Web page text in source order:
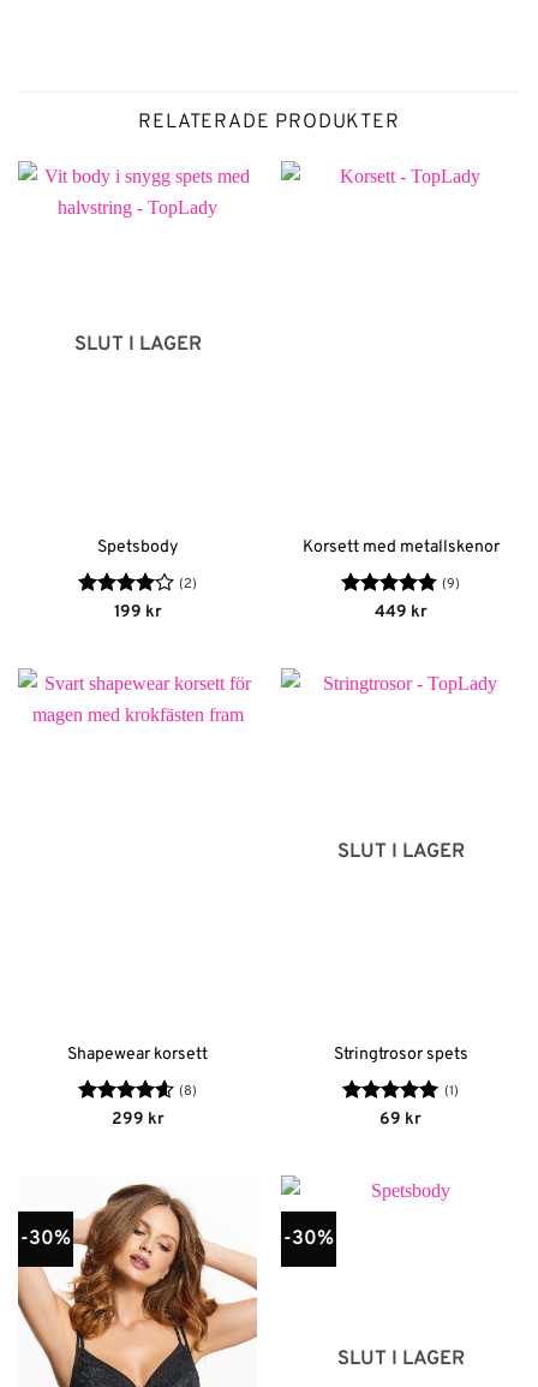
RELATERADE PRODUKTER
SLUT I LAGER
Spetsbody
Betygsatt
(2)
199 kr
Korsett med metallskenor
Betygsatt
(9)
449 kr
Shapewear korsett
Betygsatt
(8)
299 kr
SLUT I LAGER
Stringtrosor spets
Betygsatt
(1)
69 kr
-30% -30%
SLUT I LAGER